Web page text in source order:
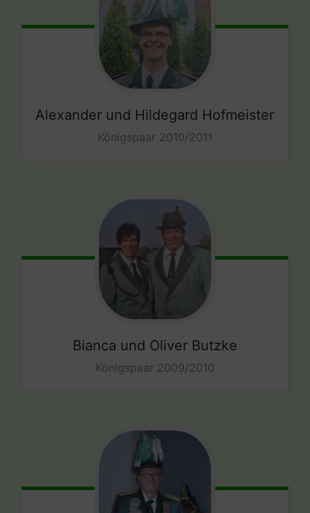
Alexander und Hildegard Hofmeister
Königspaar 2010/2011
Bianca und Oliver Butzke
Königspaar 2009/2010